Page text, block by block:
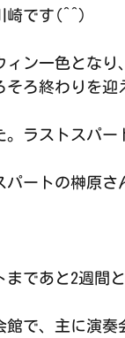
崎です(^^)
ン一色とな
そろ終わりを
ラストスパー
ートの榊原さ
であと2週間
で、主に演